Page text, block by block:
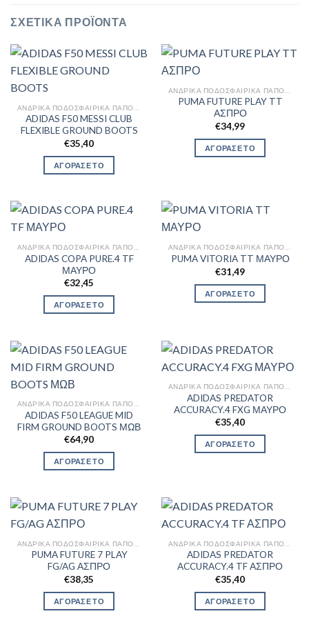
ΣΧΕΤΙΚΆ ΠΡΟΪΌΝΤΑ
ADIDAS F50 MESSI CLUB
FLEXIBLE GROUND BOOTS
€35,40
ΑΓΟΡΑΣΕ ΤΟ
PUMA FUTURE PLAY TT
ΑΣΠΡΟ
€34,99
ΑΓΟΡΑΣΕ ΤΟ
ADIDAS COPA PURE.4 TF
ΜΑΥΡΟ
€32,45
ΑΓΟΡΑΣΕ ΤΟ
PUMA VITORIA TT ΜΑΥΡΟ
€31,49
ΑΓΟΡΑΣΕ ΤΟ
ADIDAS F50 LEAGUE MID
FIRM GROUND BOOTS ΜΩΒ
€64,90
ΑΓΟΡΑΣΕ ΤΟ
ADIDAS PREDATOR
ACCURACY.4 FXG ΜΑΥΡΟ
€35,40
ΑΓΟΡΑΣΕ ΤΟ
PUMA FUTURE 7 PLAY
FG/AG ΑΣΠΡΟ
€38,35
ΑΓΟΡΑΣΕ ΤΟ
ADIDAS PREDATOR
ACCURACY.4 TF ΑΣΠΡΟ
€35,40
ΑΓΟΡΑΣΕ ΤΟ